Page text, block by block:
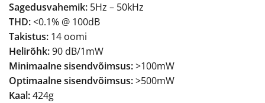
Sagedusvahemik: 5Hz – 50kHz
THD:<0.1% @ 100dB
Takistus: 14 oomi
Helirõhk:90 dB/1mW
Minimaalne sisendvõimsus:>100mW
Optimaalne sisendvõimsus:>500mW
Kaal:424g